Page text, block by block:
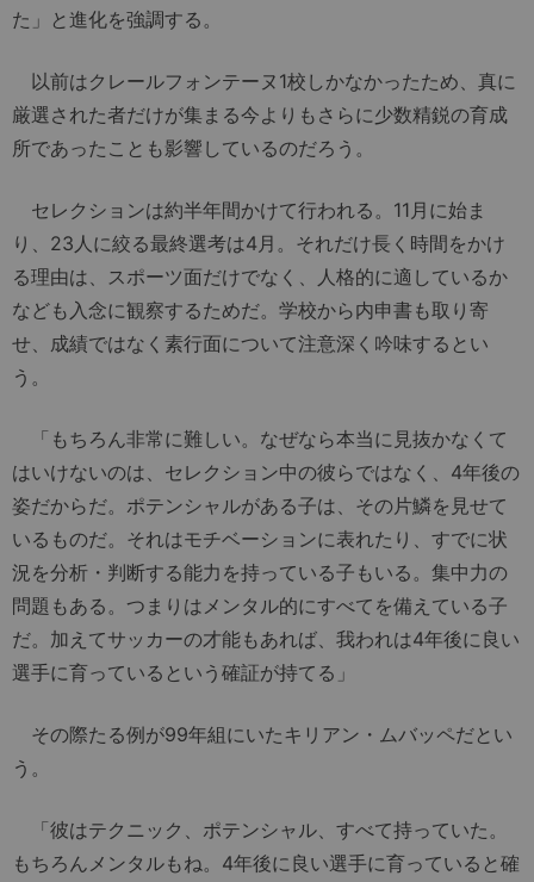
た」と進化を強調する。
以前はクレールフォンテーヌ1校しかなかったため、真に
厳選された者だけが集まる今よりもさらに少数精鋭の育成
所であったことも影響しているのだろう。
セレクションは約半年間かけて行われる。11月に始ま
り、23人に絞る最終選考は4月。それだけ長く時間をかけ
る理由は、スポーツ面だけでなく、人格的に適しているか
なども入念に観察するためだ。学校から内申書も取り寄
せ、成績ではなく素行面について注意深く吟味するとい
う。
「もちろん非常に難しい。なぜなら本当に見抜かなくて
はいけないのは、セレクション中の彼らではなく、4年後の
姿だからだ。ポテンシャルがある子は、その片鱗を見せて
いるものだ。それはモチベーションに表れたり、すでに状
況を分析・判断する能力を持っている子もいる。集中力の
問題もある。つまりはメンタル的にすべてを備えている子
だ。加えてサッカーの才能もあれば、我われは4年後に良い
選手に育っているという確証が持てる」
その際たる例が99年組にいたキリアン・ムバッペだとい
う。
「彼はテクニック、ポテンシャル、すべて持っていた。
もちろんメンタルもね。4年後に良い選手に育っていると確